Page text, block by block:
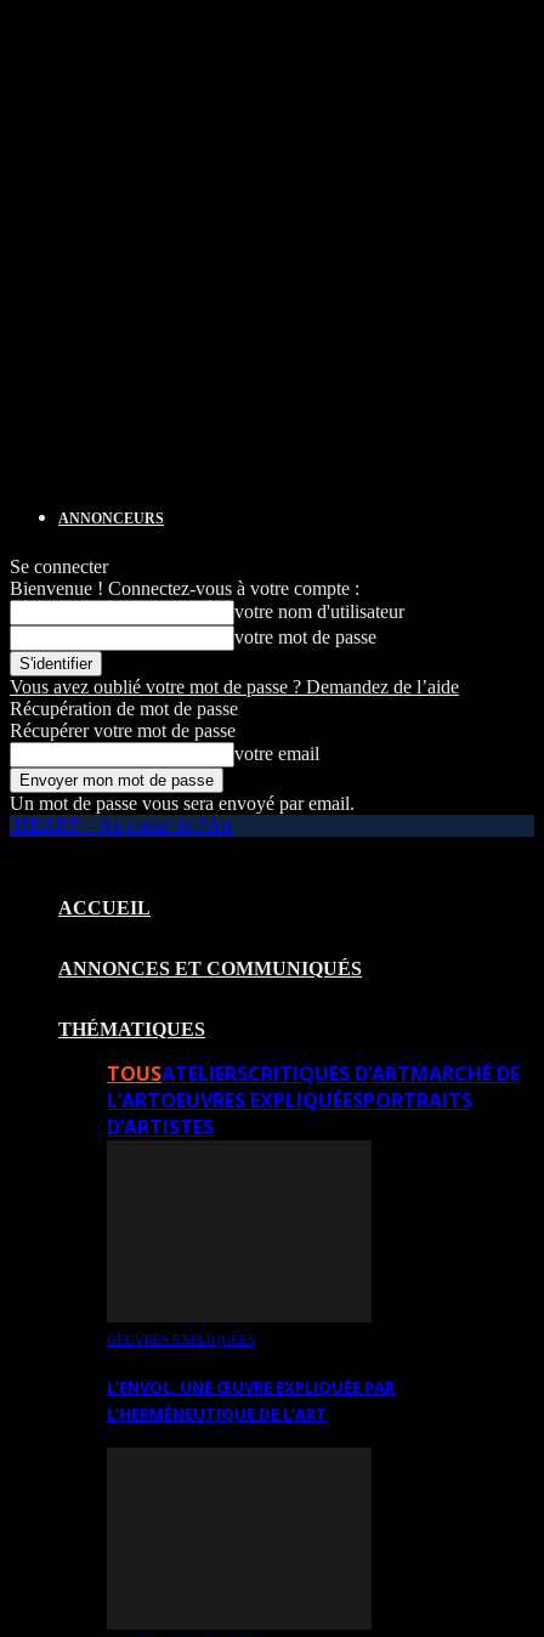
ANNONCEURS
Se connecter
Bienvenue ! Connectez-vous à votre compte :
votre nom d'utilisateur
votre mot de passe
Vous avez oublié votre mot de passe ? Demandez de l’aide
Récupération de mot de passe
Récupérer votre mot de passe
votre email
Un mot de passe vous sera envoyé par email.
HEART – Au coeur de l'Art
ACCUEIL
ANNONCES ET COMMUNIQUÉS
THÉMATIQUES
TOUSATELIERSCRITIQUES D’ARTMARCHÉ DE
L’ARTOEUVRES EXPLIQUÉESPORTRAITS
D’ARTISTES
OEUVRES EXPLIQUÉES
L’ENVOL, UNE ŒUVRE EXPLIQUÉE PAR
L’HERMÉNEUTIQUE DE L’ART